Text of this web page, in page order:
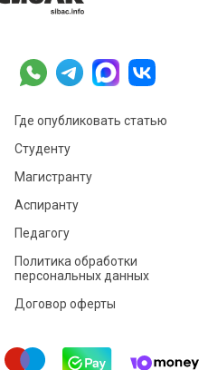
Где опубликовать статью
Студенту
Магистранту
Аспиранту
Педагогу
Политика обработки
персональных данных
Договор оферты